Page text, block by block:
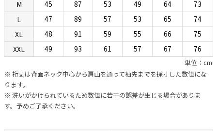
“動きやすさ”と“美しさ”と“リラックス感”を合わせ
持つ現代版リラックスボディ
ボディ（フィッティング）は、ボレッリの新基軸「EVボディ」になり
ます。肩まわり、胸まわり、どちらもコンパクトな設計なのですが、
従来のSNボディのようなタイトな作りではなく、多少の遊びが設けら
れています。このためストレスなく着られます。通常は背面ダーツに
M
45 87 53 49 64
73
L
47 89 57 53 65
74
XL
48 91 59 55 66
75
XXL
49 93 61 57 67 76
単位：cm
※ 裄丈は背面ネック中心から肩山を通って袖先までを採寸した数値にな
ります。
※ 洗いがかけられているため数値に若干の誤差が生じる場合がありま
す。予めご了承ください。